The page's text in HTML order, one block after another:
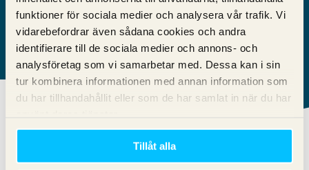
funktioner för sociala medier och analysera vår trafik. Vi
vidarebefordrar även sådana cookies och andra
identifierare till de sociala medier och annons- och
analysföretag som vi samarbetar med. Dessa kan i sin
tur kombinera informationen med annan information som
du har tillhandahållit eller som de har samlat in när du har
Tillåt alla
investera i företaget.
Läs hur det gick till!
Nyheter från Pineberry